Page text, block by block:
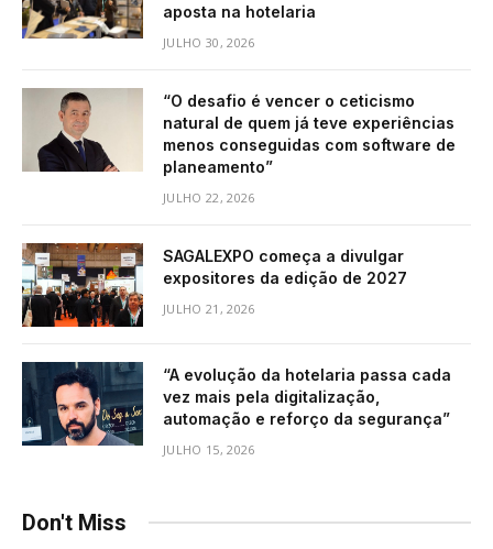
aposta na hotelaria
JULHO 30, 2026
“O desafio é vencer o ceticismo
natural de quem já teve experiências
menos conseguidas com software de
planeamento”
JULHO 22, 2026
SAGALEXPO começa a divulgar
expositores da edição de 2027
JULHO 21, 2026
“A evolução da hotelaria passa cada
vez mais pela digitalização,
automação e reforço da segurança”
JULHO 15, 2026
Don't Miss